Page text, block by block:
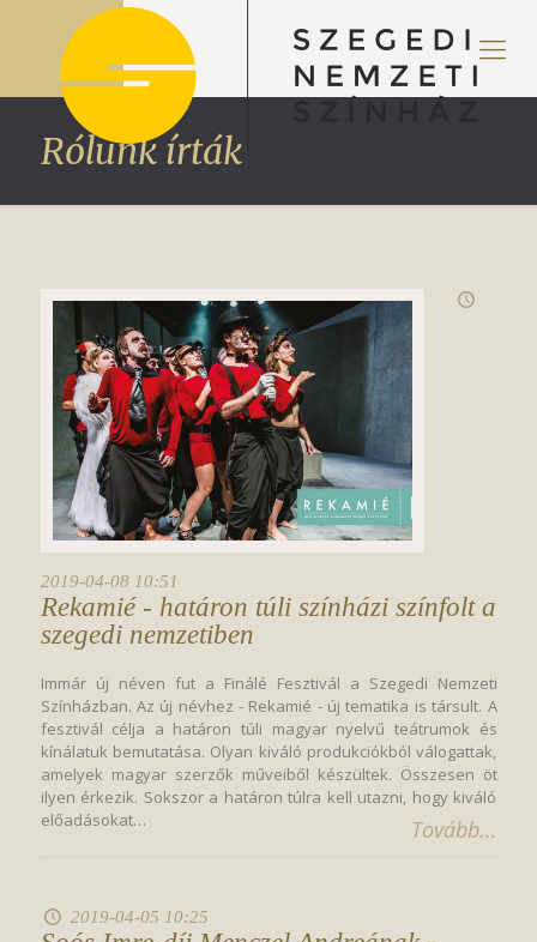
Rólunk írták
2019-04-08 10:51
Rekamié - határon túli színházi színfolt a
szegedi nemzetiben
Immár új néven fut a Finálé Fesztivál a Szegedi Nemzeti
Színházban. Az új névhez - Rekamié - új tematika is társult. A
fesztivál célja a határon túli magyar nyelvű teátrumok és
kínálatuk bemutatása. Olyan kiváló produkciókból válogattak,
amelyek magyar szerzők műveiből készültek. Összesen öt
ilyen érkezik. Sokszor a határon túlra kell utazni, hogy kiváló
előadásokat…
Tovább...
2019-04-05 10:25